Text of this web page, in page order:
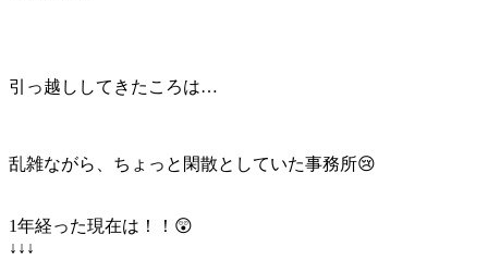
引っ越ししてきたころは…
乱雑ながら、ちょっと閑散としていた事務所😢
1年経った現在は！！😲
↓↓↓